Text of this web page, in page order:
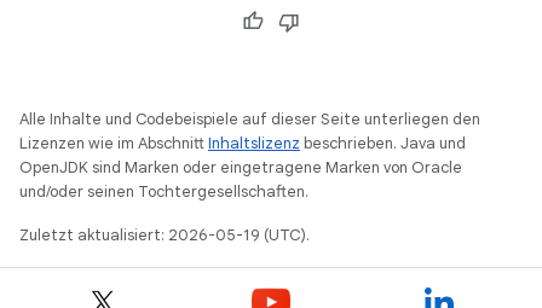
Alle Inhalte und Codebeispiele auf dieser Seite unterliegen den
Lizenzen wie im AbschnittInhaltslizenz beschrieben. Java und
OpenJDK sind Marken oder eingetragene Marken von Oracle
und/oder seinen Tochtergesellschaften.
Zuletzt aktualisiert: 2026-05-19 (UTC).